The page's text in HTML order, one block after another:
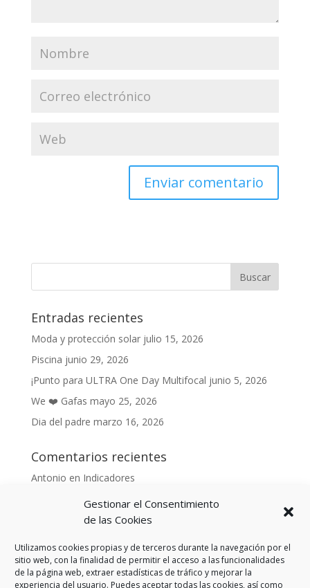
Gestionar el Consentimiento
de las Cookies
Utilizamos cookies propias y de terceros durante la navegación por el
sitio web, con la finalidad de permitir el acceso a las funcionalidades
de la página web, extraer estadísticas de tráfico y mejorar la
experiencia del usuario. Puedes aceptar todas las cookies, así como
Entradas recientes
Moda y protección solar julio 15, 2026
Piscina junio 29, 2026
¡Punto para ULTRA One Day Multifocal junio 5, 2026
We ❤️ Gafas mayo 25, 2026
Dia del padre marzo 16, 2026
Comentarios recientes
Antonio en Indicadores
enIndicadores
enDe cara al buen tiempo